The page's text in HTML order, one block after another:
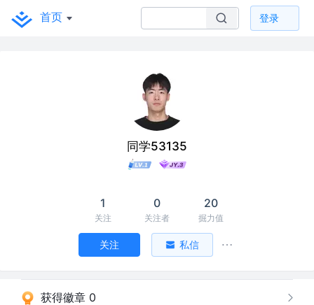
首页 登录
同学53135
1
关注
0
关注者
20
掘力值
关注 私信
获得徽章 0